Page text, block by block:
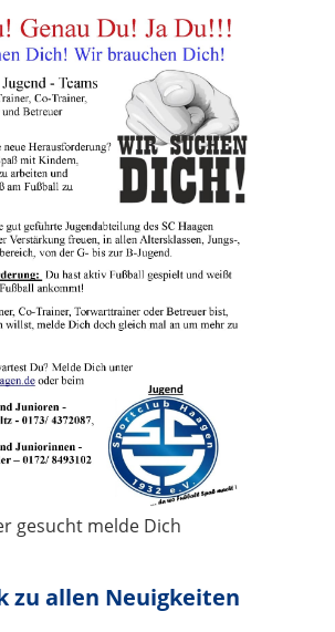
gesucht melde Dich
zu allen Neuigkeiten